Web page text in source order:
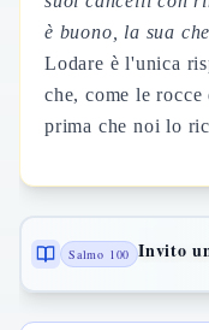
è buono, la sua
Lodare è l'unica
che, come le
prima che noi lo
Salmo 100 Invito